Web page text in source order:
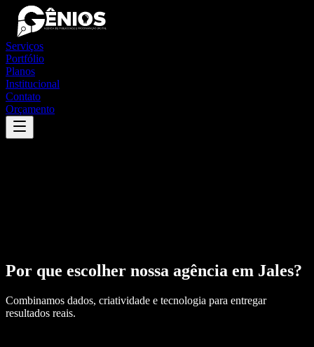
Serviços
Portfólio
Planos
Institucional
Contato
Orçamento
Por que escolher nossa agência em Jales?
Combinamos dados, criatividade e tecnologia para entregar
resultados reais.